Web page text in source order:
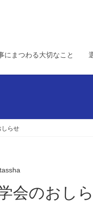
にまつわる大切なこと
しらせ
会のおし